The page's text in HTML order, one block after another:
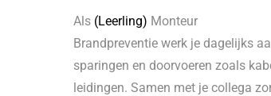
Als (Leerling) Monteur
Brandpreventie werk je dagelijks
sparingen en doorvoeren zoals
leidingen. Samen met je collega